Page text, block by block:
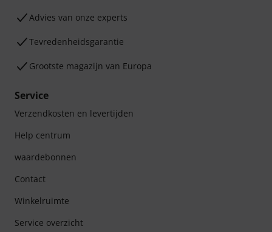
Advies van onze experts
Tevredenheidsgarantie
Grootste magazijn van Europa
Service
Verzendkosten en levertijden
Help centrum
waardebonnen
Contact
Winkelruimte
Service overzicht